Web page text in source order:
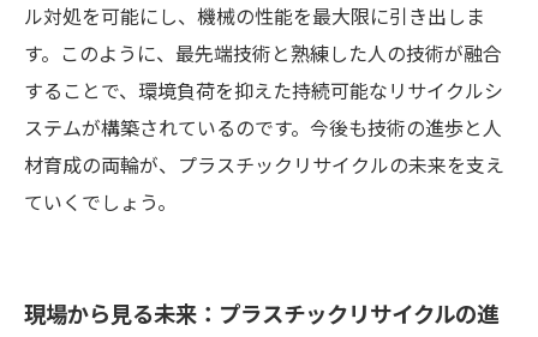
ル対処を可能にし、機械の性能を最大限に引き出しま
す。このように、最先端技術と熟練した人の技術が融合
することで、環境負荷を抑えた持続可能なリサイクルシ
ステムが構築されているのです。今後も技術の進歩と人
材育成の両輪が、プラスチックリサイクルの未来を支え
ていくでしょう。
現場から見る未来：プラスチックリサイクルの進